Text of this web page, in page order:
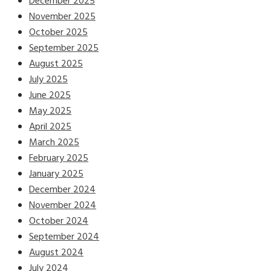
November 2025
October 2025
September 2025
August 2025
July 2025
June 2025
May 2025
April 2025
March 2025
February 2025
January 2025
December 2024
November 2024
October 2024
September 2024
August 2024